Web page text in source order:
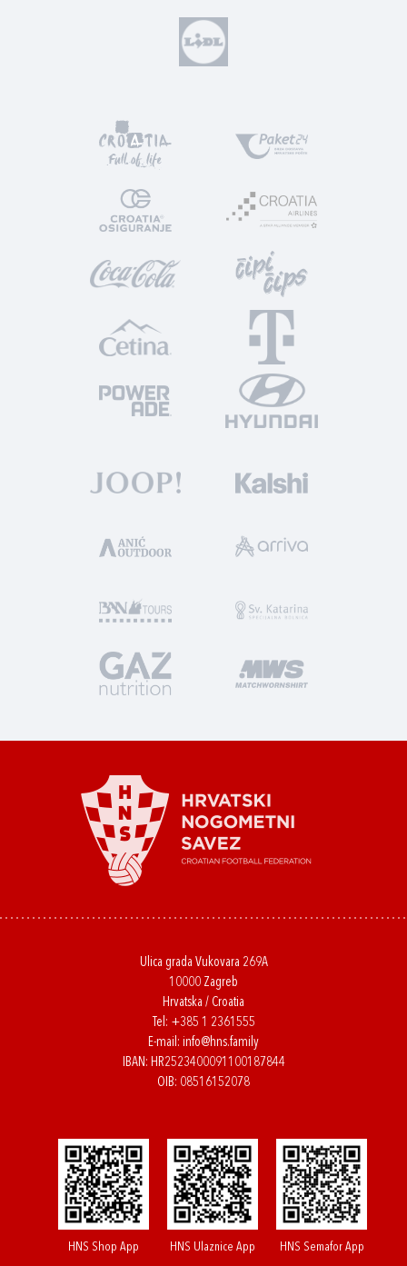
Ulica grada Vukovara 269A
10000 Zagreb
Hrvatska / Croatia
Tel: +385 1 2361555
E-mail: info@hns.family
IBAN: HR2523400091100187844
OIB: 08516152078
HNS Shop App HNS Ulaznice App HNS Semafor App